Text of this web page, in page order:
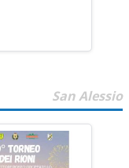
San Alessio